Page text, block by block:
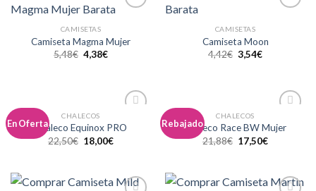
lista de
deseos
CAMISETAS
Camiseta Magma Mujer
5,48€ 4,38€
CAMISETAS
Camiseta Moon
4,42€ 3,54€
En Oferta
a la
CHALECOS
Chaleco Equinox PRO
22,50€ 18,00€
Rebajado
a la
CHALECOS
Chaleco Race BW Mujer
21,88€ 17,50€